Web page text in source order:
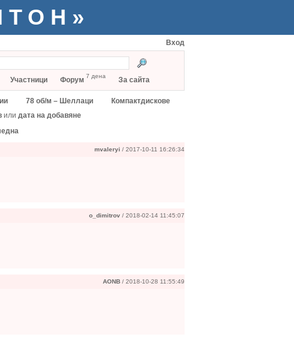
Вход
Участници Форум 7 дена За сайта
78 об/м – Шеллаци
Компактдискове
или дата на добавяне
mvaleryi / 2017-10-11 16:26:34
o_dimitrov / 2018-02-14 11:45:07
AONB / 2018-10-28 11:55:49